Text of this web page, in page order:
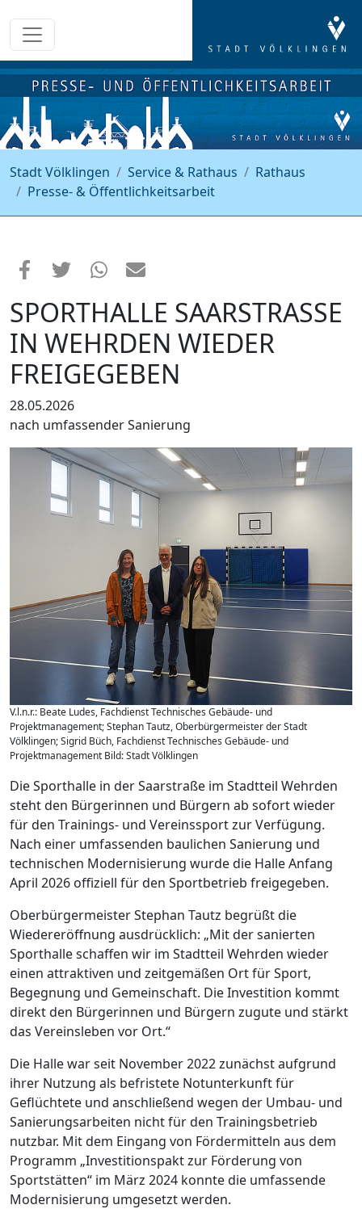
Stadt Völklingen Service & Rathaus
Rathaus
Presse- & Öffentlichkeitsarbeit
SPORTHALLE SAARSTRASSE I
N WEHRDEN WIEDER F
REIGEGEBEN
28.05.2026
nach umfassender Sanierung
V.l.n.r.: Beate Ludes, Fachdienst Technisches Gebäude- und
Projektmanagement; Stephan Tautz, Oberbürgermeister der Stadt
Völklingen; Sigrid Büch, Fachdienst Technisches Gebäude- und
Projektmanagement Bild: Stadt Völklingen
Die Sporthalle in der Saarstraße im Stadtteil Wehrden
steht den Bürgerinnen und Bürgern ab sofort wieder
für den Trainings- und Vereinssport zur Verfügung.
Nach einer umfassenden baulichen Sanierung und
technischen Modernisierung wurde die Halle Anfang
April 2026 offiziell für den Sportbetrieb freigegeben.
Oberbürgermeister Stephan Tautz begrüßt die
Wiedereröffnung ausdrücklich: „Mit der sanierten
Sporthalle schaffen wir im Stadtteil Wehrden wieder
einen attraktiven und zeitgemäßen Ort für Sport,
Begegnung und Gemeinschaft. Die Investition kommt
direkt den Bürgerinnen und Bürgern zugute und stärkt
das Vereinsleben vor Ort.“
Die Halle war seit November 2022 zunächst aufgrund
ihrer Nutzung als befristete Notunterkunft für
Geflüchtete und anschließend wegen der Umbau- und
Sanierungsarbeiten nicht für den Trainingsbetrieb
nutzbar. Mit dem Eingang von Fördermitteln aus dem
Programm „Investitionspakt zur Förderung von
Sportstätten“ im März 2024 konnte die umfassende
Modernisierung umgesetzt werden.